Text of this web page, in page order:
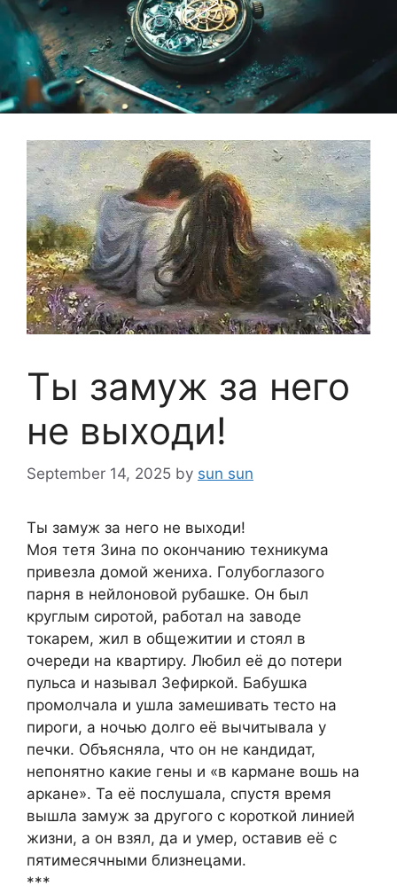
Ты замуж за него
не выходи!
September 14, 2025 by sun sun
Ты замуж за него не выходи!
Моя тетя Зина по окончанию техникума
привезла домой жениха. Голубоглазого
парня в нейлоновой рубашке. Он был
круглым сиротой, работал на заводе
токарем, жил в общежитии и стоял в
очереди на квартиру. Любил её до потери
пульса и называл Зефиркой. Бабушка
промолчала и ушла замешивать тесто на
пироги, а ночью долго её вычитывала у
печки. Объясняла, что он не кандидат,
непонятно какие гены и «в кармане вошь на
аркане». Та её послушала, спустя время
вышла замуж за другого с короткой линией
жизни, а он взял, да и умер, оставив её с
пятимесячными близнецами.
***